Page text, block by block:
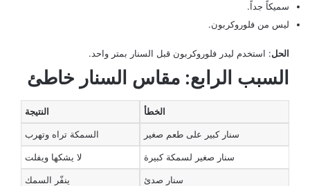
سميكاً جداً.
ليس من فلوروكربون.
الحل: استخدم ليدر فلوروكربون قبل السنار بمتر واحد.
السبب الرابع: مقاس السنار خاطئ
الخطأ النتيجة
سنار كبير على طعم صغير السمكة تراه وتهرب
سنار صغير لسمكة كبيرة لا يشكها ويفلت
سنار صدئ ينفّر السمك